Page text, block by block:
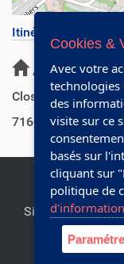
Itinéraire
Adresse
Clos du Chêne au
7160
Chapelle-
Site officiel de la
Editeur
Cookies &
Avec votre
technologies
des
visite sur ce
basés sur
cliquant sur
politique de